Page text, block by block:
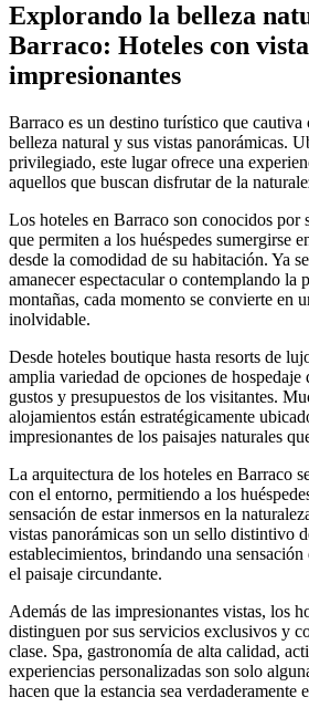
Explorando la belleza
Barraco: Hoteles con
impresionantes
Barraco es un destino turístico que cautiva
belleza natural y sus vistas panorámicas.
privilegiado, este lugar ofrece una
aquellos que buscan disfrutar de la
Los hoteles en Barraco son conocidos por
que permiten a los huéspedes sumergirse
desde la comodidad de su habitación. Ya
amanecer espectacular o contemplando la
montañas, cada momento se convierte en
inolvidable.
Desde hoteles boutique hasta resorts de
amplia variedad de opciones de hospedaje
gustos y presupuestos de los visitantes.
alojamientos están estratégicamente
impresionantes de los paisajes naturales
La arquitectura de los hoteles en Barraco
con el entorno, permitiendo a los
sensación de estar inmersos en la
vistas panorámicas son un sello distintivo
establecimientos, brindando una
el paisaje circundante.
Además de las impresionantes vistas, los
distinguen por sus servicios exclusivos y
clase. Spa, gastronomía de alta calidad,
experiencias personalizadas son solo
hacen que la estancia sea verdaderamente